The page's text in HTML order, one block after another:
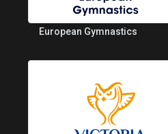
European Gymnastics